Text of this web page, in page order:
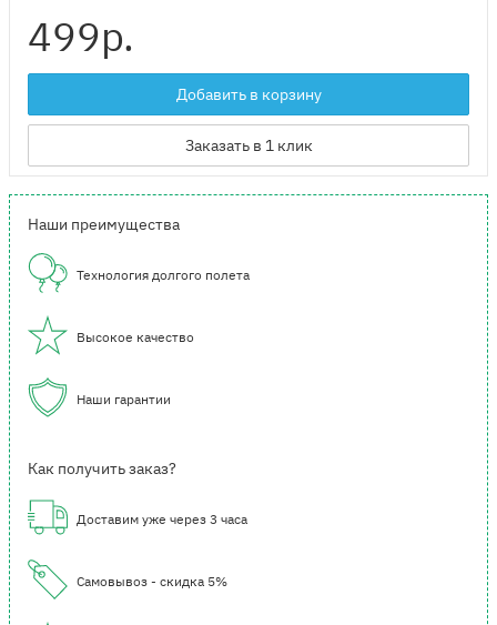
499р.
Добавить в корзину
Заказать в 1 клик
Наши преимущества
Технология долгого полета
Высокое качество
Наши гарантии
Как получить заказ?
Доставим уже через 3 часа
Самовывоз - скидка 5%